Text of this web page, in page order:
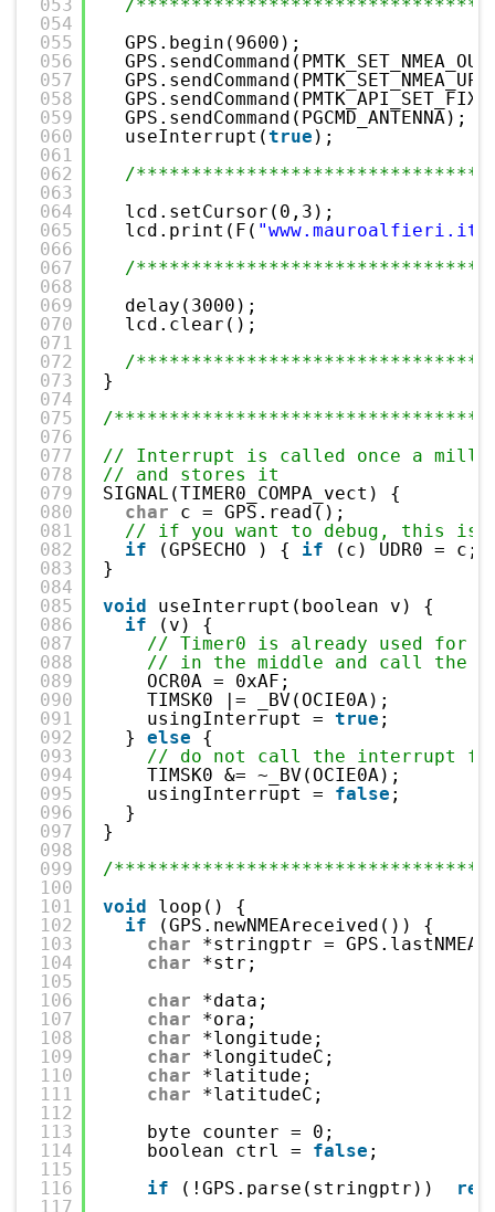
053
054
055
056
057
058
059
060
061
062
063
064
065
066
067
068
069
070
071
072
073
074
075
076
077
078
079
080
081
082
083
084
085
086
087
088
089
090
091
092
093
094
095
096
097
098
099
100
101
102
103
104
105
106
107
108
109
110
111
112
113
114
115
116
117
/
useInterrupt(true
/
lcd.setCursor(0,3);
lcd.print(F( "www.mauroalfieri.it"
/
delay(3000);
lcd.clear();
/
}
/
// Interrupt is called once a
// and stores it
SIGNAL(TIMER0_COMPA_vect) {
char
c = GPS.read();
// if you want to debug, this is
if
(GPSECHO ) { if
(c) UDR0 = c;
}
void
useInterrupt(boolean v) {
if
(v) {
// Timer0 is already used for
// in the middle and call the
OCR0A = 0xAF;
TIMSK0 |= _BV(OCIE0A);
usingInterrupt = true ;
} else
{
// do not call the interrupt
TIMSK0 &= ~_BV(OCIE0A);
usingInterrupt = false ;
}
}
/
void
loop() {
if
(GPS.newNMEAreceived()) {
char
*stringptr =
char
*str;
char
*data;
char
*ora;
char
*longitude;
char
*longitudeC;
char
*latitude;
char
*latitudeC;
byte counter = 0;
boolean ctrl = false ;
if
(!GPS.parse(stringptr))